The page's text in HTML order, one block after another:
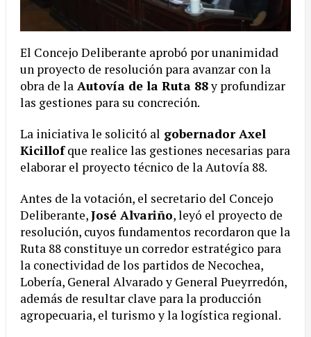
El Concejo Deliberante aprobó por unanimidad
un proyecto de resolución para avanzar con la
obra de la Autovía de la Ruta 88y profundizar
las gestiones para su concreción.
La iniciativa le solicitó al gobernador Axel
Kicillofque realice las gestiones necesarias para
elaborar el proyecto técnico de la Autovía 88.
Antes de la votación, el secretario del Concejo
Deliberante,José Alvariño, leyó el proyecto de
resolución, cuyos fundamentos recordaron que la
Ruta 88 constituye un corredor estratégico para
la conectividad de los partidos de Necochea,
Lobería, General Alvarado y General Pueyrredón,
además de resultar clave para la producción
agropecuaria, el turismo y la logística regional.